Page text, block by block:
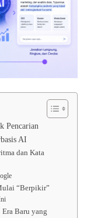
Pencarian
AI
dan Kata
“Berpikir”
Baru yang